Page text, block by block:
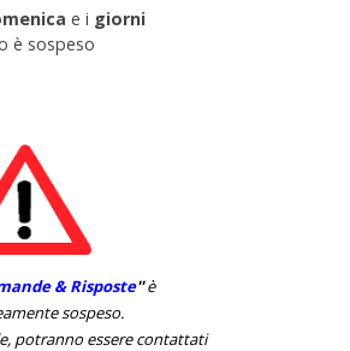
e i giorni
è sospeso
& Risposte''è
sospeso.
potranno essere contattati